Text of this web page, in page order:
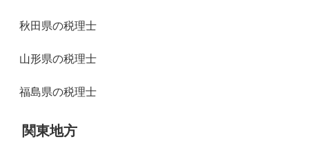
秋田県の税理士
山形県の税理士
福島県の税理士
関東地方